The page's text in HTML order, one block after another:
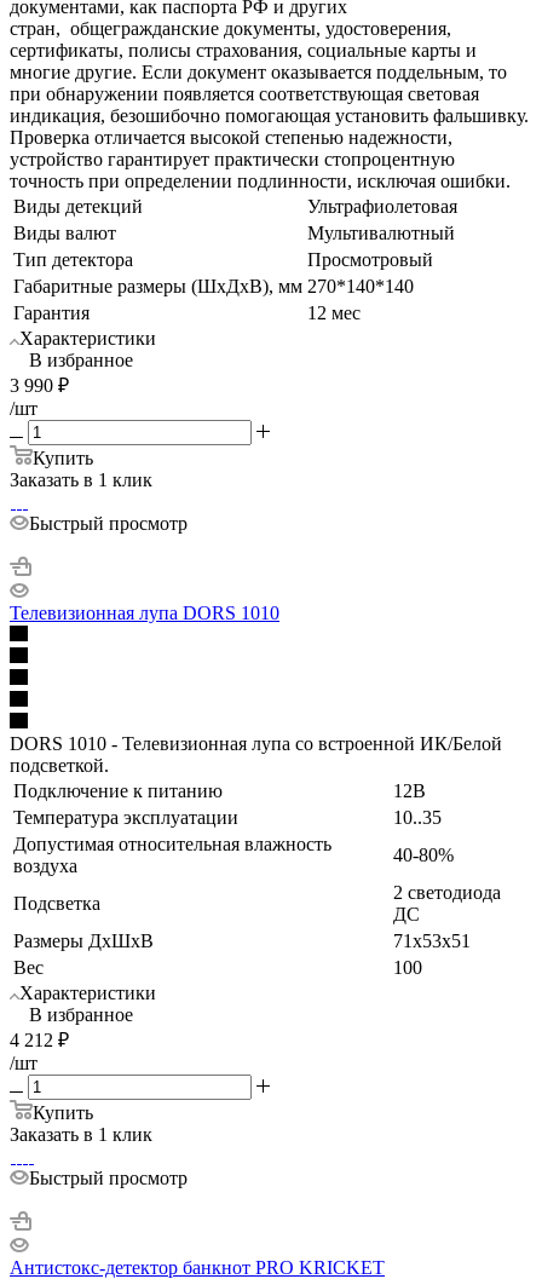
документами, как паспорта РФ и других
стран, общегражданские документы, удостоверения,
сертификаты, полисы страхования, социальные карты и
многие другие. Если документ оказывается поддельным, то
при обнаружении появляется соответствующая световая
индикация, безошибочно помогающая установить фальшивку.
Проверка отличается высокой степенью надежности,
устройство гарантирует практически стопроцентную
точность при определении подлинности, исключая ошибки.
Виды детекций
Ультрафиолетовая
Виды валют
Мультивалютный
Тип детектора
Просмотровый
Габаритные размеры (ШхДхВ), мм 270*140*140
Гарантия
12 мес
Характеристики
В избранное
3 990 ₽
/шт
Купить
Заказать в 1 клик
Быстрый просмотр
Телевизионная лупа DORS 1010
DORS 1010 - Телевизионная лупа со встроенной ИК/Белой
подсветкой.
Подключение к питанию
12В
Температура эксплуатации
10..35
Допустимая относительная влажность
воздуха
40-80%
Подсветка
2 светодиода
ДС
Размеры ДхШхВ
71х53х51
Вес
100
Характеристики
В избранное
4 212 ₽
/шт
Купить
Заказать в 1 клик
Быстрый просмотр
Антистокс-детектор банкнот PRO KRICKET